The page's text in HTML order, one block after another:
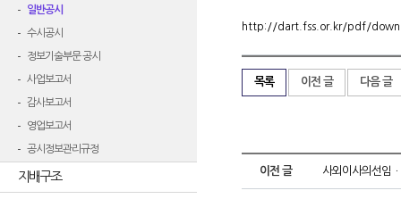
일반공시
수시공시
정보기술부문 공시
사업보고서
감사보고서
영업보고서
공시정보관리규정
지배구조
http://dart.fss.or.kr/pdf/
목록 이전 글 다음 글
이전 글 사외이사의선임